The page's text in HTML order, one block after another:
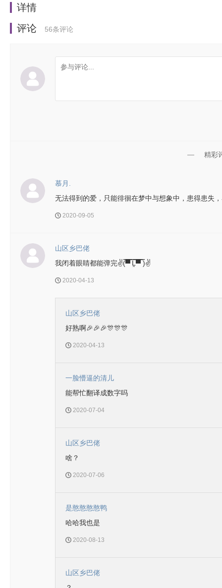
详情
评论
56条评论
精彩
慕月.
无法得到的爱，只能徘徊在梦中与想象中，患得患失
2020-09-05
山区乡巴佬
我闭着眼睛都能弹完✌(̿▀̿ ̿Ĺ̯̿̿▀̿ ̿)✌
2020-04-13
山区乡巴佬
好熟啊🎉🎉🎉🎊🎊🎊
2020-04-13
一脸懵逼的清儿
能帮忙翻译成数字吗
2020-07-04
山区乡巴佬
啥？
2020-07-06
是憨憨憨憨鸭
哈哈我也是
2020-08-13
山区乡巴佬